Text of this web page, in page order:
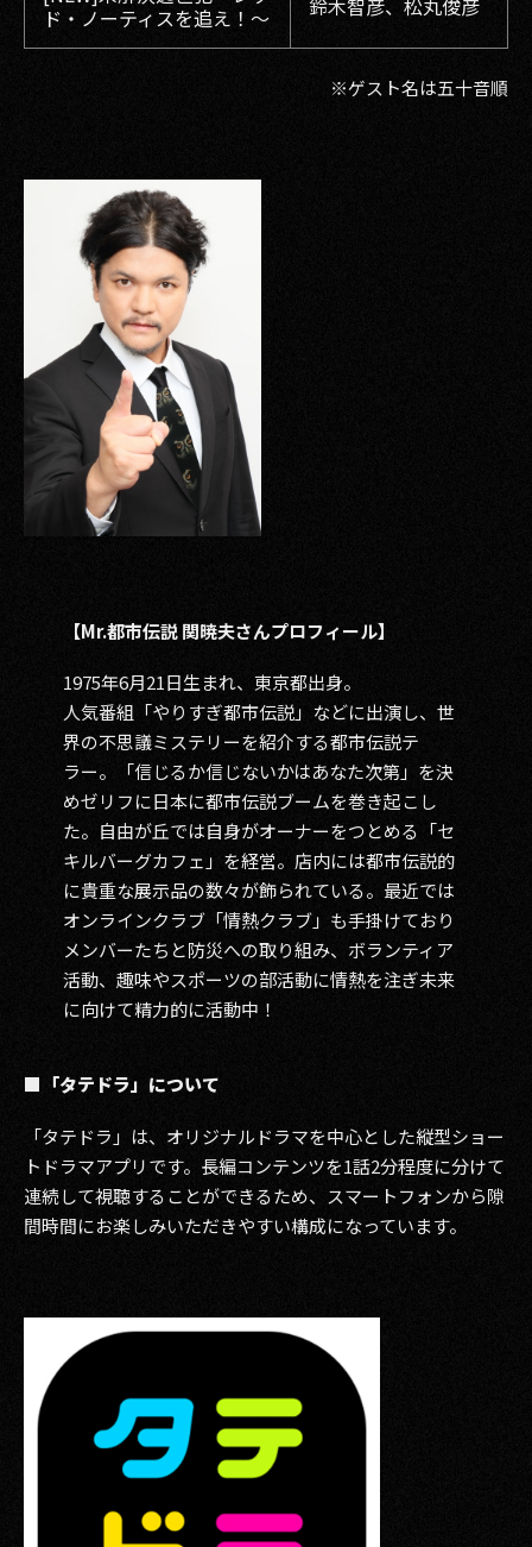
ド・ノーティスを追え！〜
鈴木智彦、松丸俊彦
※ゲスト名は五十音順
【Mr.都市伝説 関暁夫さんプロフィール】
1975年6月21日生まれ、東京都出身。
人気番組「やりすぎ都市伝説」などに出演し、世
界の不思議ミステリーを紹介する都市伝説テ
ラー。「信じるか信じないかはあなた次第」を決
めゼリフに日本に都市伝説ブームを巻き起こし
た。自由が丘では自身がオーナーをつとめる「セ
キルバーグカフェ」を経営。店内には都市伝説的
に貴重な展示品の数々が飾られている。最近では
オンラインクラブ「情熱クラブ」も手掛けており
メンバーたちと防災への取り組み、ボランティア
活動、趣味やスポーツの部活動に情熱を注ぎ未来
に向けて精力的に活動中！
■「タテドラ」について
「タテドラ」は、オリジナルドラマを中心とした縦型ショー
トドラマアプリです。長編コンテンツを1話2分程度に分けて
連続して視聴することができるため、スマートフォンから隙
間時間にお楽しみいただきやすい構成になっています。